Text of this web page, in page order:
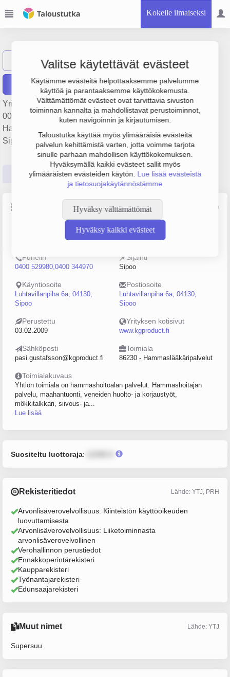
Kokeile ilmaiseksi
Valitse käytettävät evästeet
Käytämme evästeitä helpottaaksemme palvelumme
käyttöä ja parantaaksemme käyttökokemusta.
Välttämättömät evästeet ovat tarvittavia sivuston
toiminnan kannalta ja mahdollistavat perustoiminnot,
kuten navigoinnin ja kirjautumisen.
Taloustutka käyttää myös ylimääräisiä evästeitä
palvelun kehittämistä varten, jotta voimme tarjota
sinulle parhaan mahdollisen käyttökokemuksen.
Hyväksymällä kaikki evästeet sallit myös
ylimääräisten evästeiden käytön. Lue lisää evästeistä
ja tietosuojakäytännöstämme
Hyväksy välttämättömät
Hyväksy kaikki evästeet
Näytä haku KP KG Product Oy
Raportit
Yrityksen KG Product Oy liikevaihto on 1.3 milj. €, tulos 298
000 € ja henkilöstömäärä 4. Sen päätoimiala on
Hammaslääkäripalvelut, perustamisvuosi 2009 ja sijainti
Sipoo. Yrityksen yhtiömuoto Osakeyhtiö (OY).
Perustiedot Tilinpäätösluvut Päättäjätiedot
Lähde: YTJ, PRH, Traficom
Henkilöstömäärä
0–4
Puhelin
0400 529980,0400 344970
Sijainti
Sipoo
Käyntiosoite
Luhtavillanpiha 6a, 04130,
Sipoo
Postiosoite
Luhtavillanpiha 6a, 04130,
Sipoo
Perustettu
03.02.2009
Yrityksen kotisivut
www.kgproduct.fi
Sähköposti
pasi.gustafsson@kgproduct.fi
Toimiala
86230 - Hammaslääkäripalvelut
Toimialakuvaus
Yhtiön toimiala on hammashoitoalan palvelut. Hammashoitajan
palvelu, maahantuonti, veneiden huolto- ja korjaustyöt,
mökkitalkkari, siivous- ja...
Lue lisää
Suositeltu luottoraja:
Rekisteritiedot Lähde: YTJ, PRH
Arvonlisäverovelvollisuus: Kiinteistön käyttöoikeuden
luovuttamisesta
Arvonlisäverovelvollisuus: Liiketoiminnasta
arvonlisäverovelvollinen
Verohallinnon perustiedot
Ennakkoperintärekisteri
Kaupparekisteri
Työnantajarekisteri
Edunsaajarekisteri
Muut nimet Lähde: YTJ
Supersuu